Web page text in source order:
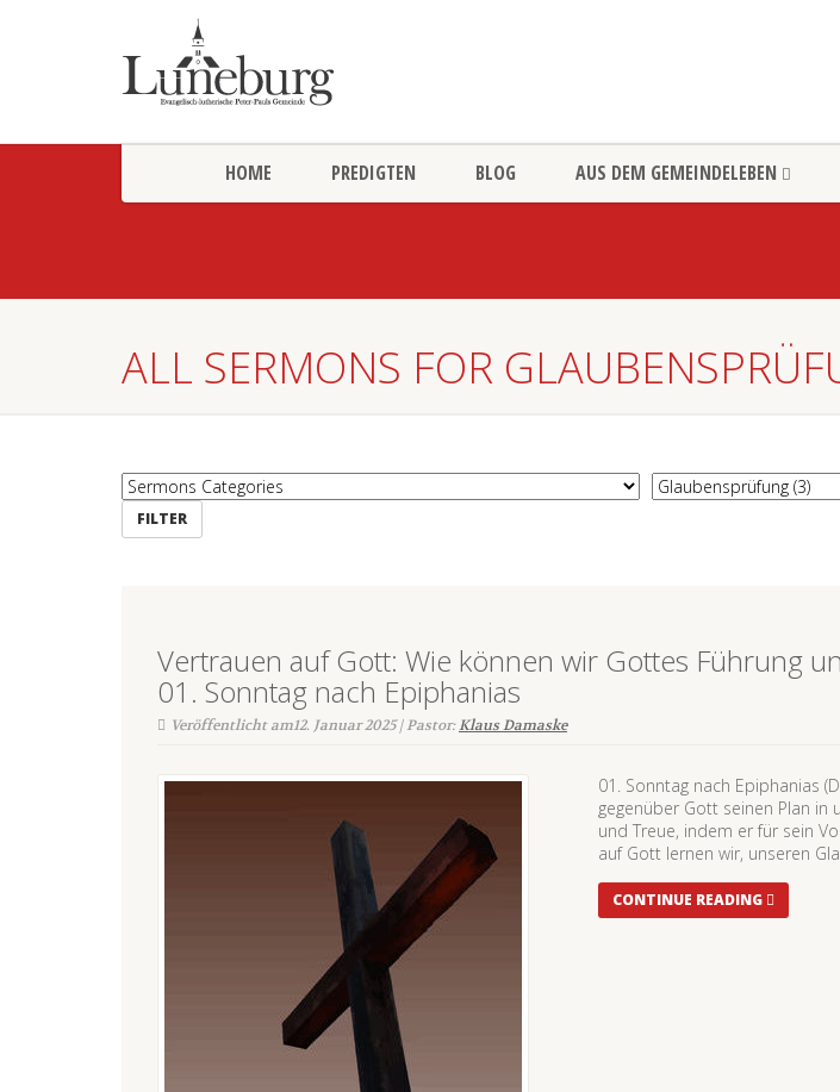
HOME PREDIGTEN BLOG AUS DEM GEMEINDELEBEN
ALL SERMONS FOR
Vertrauen auf Gott: Wie können wir Gottes Führung
01. Sonntag nach Epiphanias
Veröffentlicht am12. Januar 2025 | Pastor:Klaus Damaske
01. Sonntag nach Epiphanias
gegenüber Gott seinen Plan
und Treue, indem er für sein
auf Gott lernen wir, unseren
CONTINUE READING